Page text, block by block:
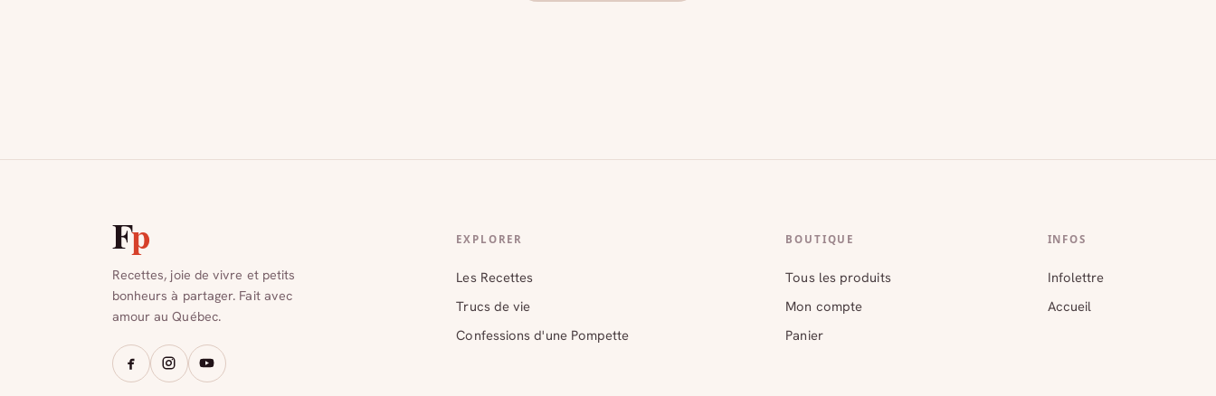
Fp
Recettes, joie de vivre et petits
bonheurs à partager. Fait avec
amour au Québec.
EXPLORER
Les Recettes
Trucs de vie
Confessions d'une Pompette
BOUTIQUE
Tous les produits
Mon compte
Panier
INFOS
Infolettre
Accueil